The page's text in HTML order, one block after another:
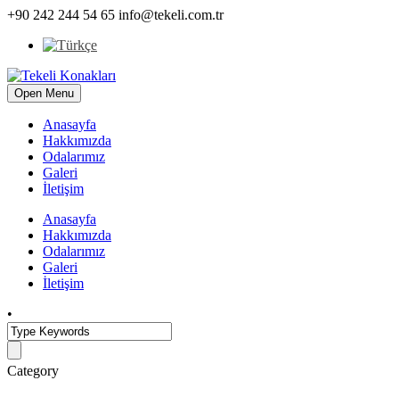
+90 242 244 54 65 info@tekeli.com.tr
Open Menu
Anasayfa
Hakkımızda
Odalarımız
Galeri
İletişim
Anasayfa
Hakkımızda
Odalarımız
Galeri
İletişim
•
Category